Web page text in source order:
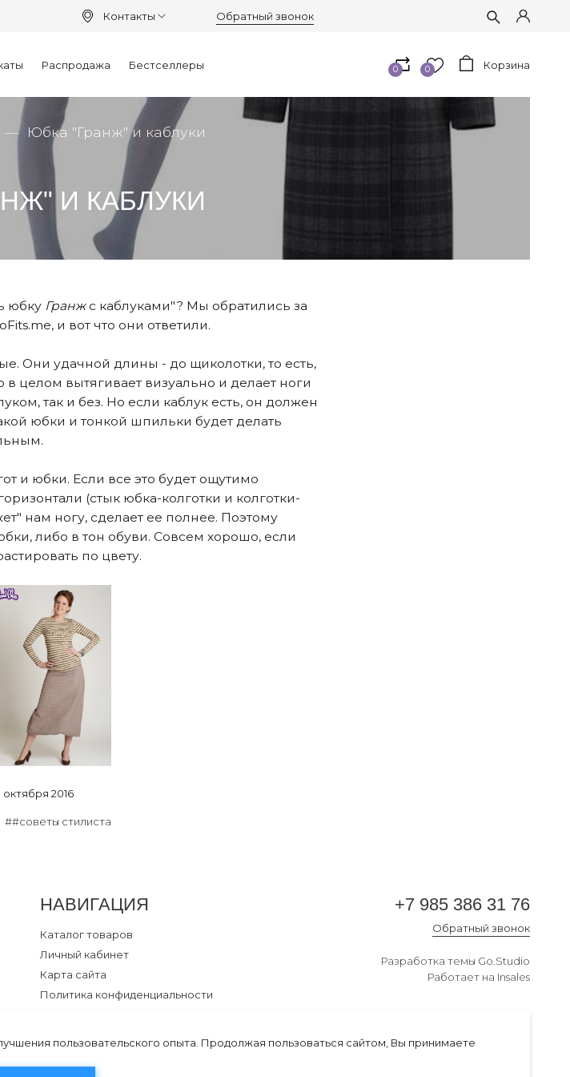
Контакты Обратный звонок
Распродажа Бестселлеры 0 0 Корзина
Юбка "Гранж" и каблуки
И КАБЛУКИ
юбку Гранжс каблуками"? Мы обратились за
, и вот что они ответили.
Они удачной длины - до щиколотки, то есть,
в целом вытягивает визуально и делает ноги
так и без. Но если каблук есть, он должен
юбки и тонкой шпильки будет делать
и юбки. Если все это будет ощутимо
(стык юбка-колготки и колготки-
нам ногу, сделает ее полнее. Поэтому
либо в тон обуви. Совсем хорошо, если
по цвету.
октября 2016
##советы стилиста
НАВИГАЦИЯ
Каталог товаров
Личный кабинет
Карта сайта
Политика конфиденциальности
+7 985 386 31 76
Обратный звонок
Разработка темы Go.Studio
Работает на Insales
пользовательского опыта. Продолжая пользоваться сайтом, Вы принимаете